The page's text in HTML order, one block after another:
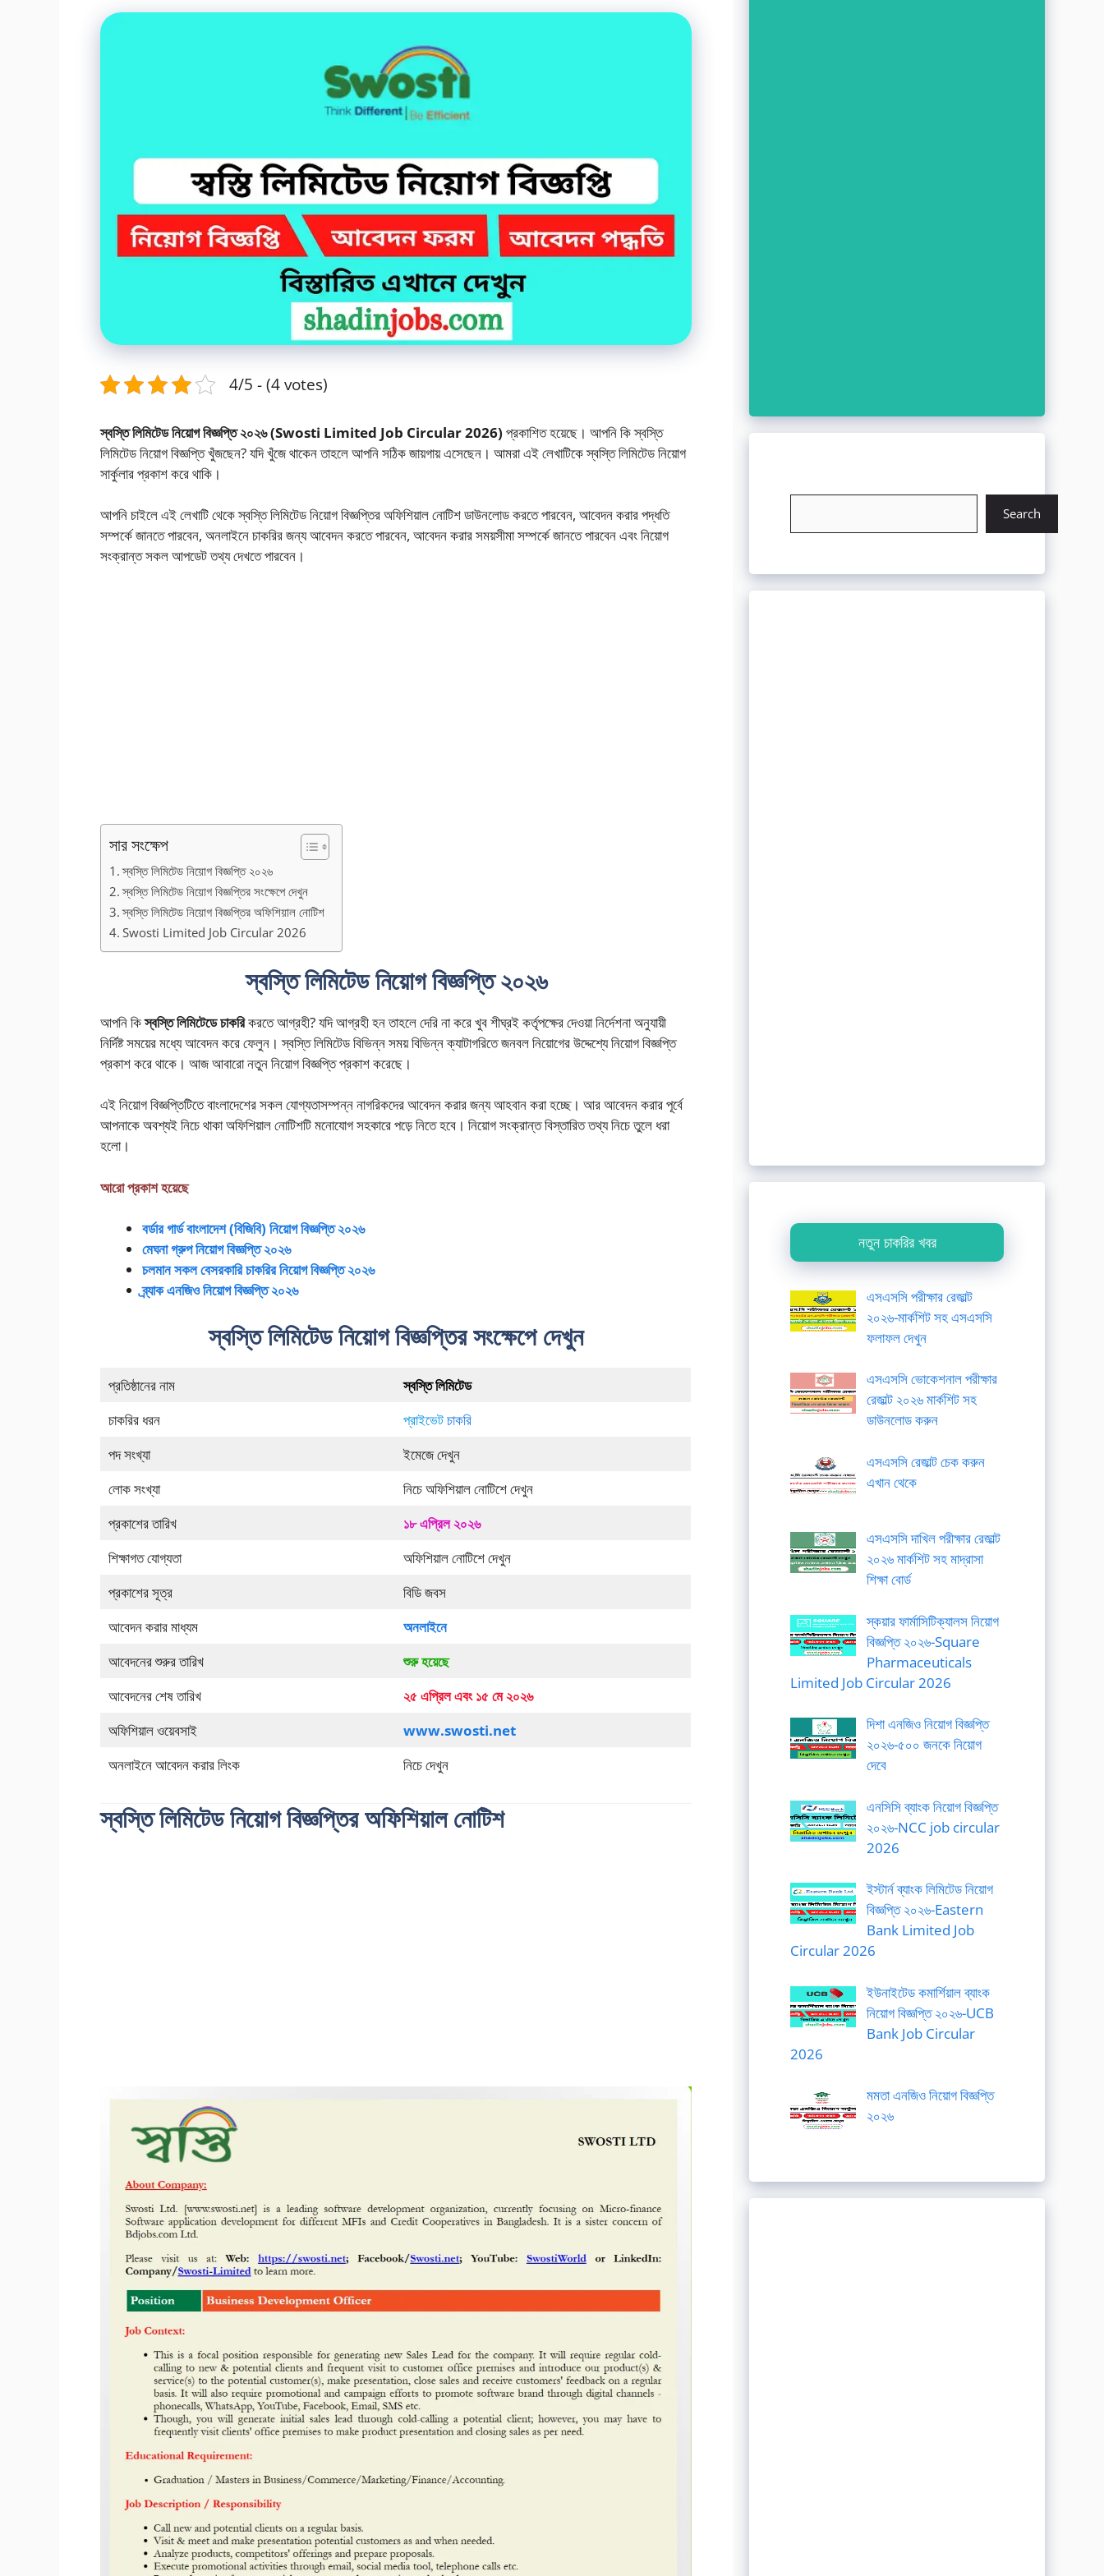
4/5 - (4 votes)
স্বস্তি লিমিটেড নিয়োগ বিজ্ঞপ্তি ২০২৬(Swosti Limited Job Circular 2026) প্রকাশিত হয়েছে। আপনি কি স্বস্তি
লিমিটেড নিয়োগ বিজ্ঞপ্তি খুঁজছেন? যদি খুঁজে থাকেন তাহলে আপনি সঠিক জায়গায় এসেছেন। আমরা এই লেখাটিকে স্বস্তি লিমিটেড নিয়োগ
সার্কুলার প্রকাশ করে থাকি।
আপনি চাইলে এই লেখাটি থেকে স্বস্তি লিমিটেড নিয়োগ বিজ্ঞপ্তির অফিশিয়াল নোটিশ ডাউনলোড করতে পারবেন, আবেদন করার পদ্ধতি
সম্পর্কে জানতে পারবেন, অনলাইনে চাকরির জন্য আবেদন করতে পারবেন, আবেদন করার সময়সীমা সম্পর্কে জানতে পারবেন এবং নিয়োগ
সংক্রান্ত সকল আপডেট তথ্য দেখতে পারবেন।
সার সংক্ষেপ
স্বস্তি লিমিটেড নিয়োগ বিজ্ঞপ্তি ২০২৬
স্বস্তি লিমিটেড নিয়োগ বিজ্ঞপ্তির সংক্ষেপে দেখুন
স্বস্তি লিমিটেড নিয়োগ বিজ্ঞপ্তির অফিশিয়াল নোটিশ
Swosti Limited Job Circular 2026
স্বস্তি লিমিটেড নিয়োগ বিজ্ঞপ্তি ২০২৬
আপনি কিস্বস্তি লিমিটেডে চাকরিকরতে আগ্রহী? যদি আগ্রহী হন তাহলে দেরি না করে খুব শীঘ্রই কর্তৃপক্ষের দেওয়া নির্দেশনা অনুযায়ী
নির্দিষ্ট সময়ের মধ্যে আবেদন করে ফেলুন। স্বস্তি লিমিটেড বিভিন্ন সময় বিভিন্ন ক্যাটাগরিতে জনবল নিয়োগের উদ্দেশ্যে নিয়োগ বিজ্ঞপ্তি
প্রকাশ করে থাকে। আজ আবারো নতুন নিয়োগ বিজ্ঞপ্তি প্রকাশ করেছে।
এই নিয়োগ বিজ্ঞপ্তিটিতে বাংলাদেশের সকল যোগ্যতাসম্পন্ন নাগরিকদের আবেদন করার জন্য আহবান করা হচ্ছে। আর আবেদন করার পূর্বে
আপনাকে অবশ্যই নিচে থাকা অফিশিয়াল নোটিশটি মনোযোগ সহকারে পড়ে নিতে হবে। নিয়োগ সংক্রান্ত বিস্তারিত তথ্য নিচে তুলে ধরা
হলো।
আরো প্রকাশ হয়েছে
বর্ডার গার্ড বাংলাদেশ (বিজিবি) নিয়োগ বিজ্ঞপ্তি ২০২৬
মেঘনা গ্রুপ নিয়োগ বিজ্ঞপ্তি ২০২৬
চলমান সকল বেসরকারি চাকরির নিয়োগ বিজ্ঞপ্তি ২০২৬
ব্র্যাক এনজিও নিয়োগ বিজ্ঞপ্তি ২০২৬
স্বস্তি লিমিটেড নিয়োগ বিজ্ঞপ্তির সংক্ষেপে দেখুন
প্রতিষ্ঠানের নাম
স্বস্তি লিমিটেড
চাকরির ধরন
প্রাইভেটচাকরি
পদ সংখ্যা
ইমেজে দেখুন
লোক সংখ্যা
নিচে অফিশিয়াল নোটিশে দেখুন
প্রকাশের তারিখ
১৮ এপ্রিল ২০২৬
শিক্ষাগত যোগ্যতা
অফিশিয়াল নোটিশে দেখুন
প্রকাশের সূত্র
বিডি জবস
আবেদন করার মাধ্যম
অনলাইনে
আবেদনের শুরুর তারিখ
শুরু হয়েছে
আবেদনের শেষ তারিখ
২৫ এপ্রিল এবং ১৫ মে ২০২৬
অফিশিয়াল ওয়েবসাই
www.swosti.net
অনলাইনে আবেদন করার লিংক
নিচে দেখুন
স্বস্তি লিমিটেড নিয়োগ বিজ্ঞপ্তির অফিশিয়াল নোটিশ
Search
নতুন চাকরির খবর
এসএসসি পরীক্ষার রেজাল্ট
২০২৬-মার্কশিট সহ এসএসসি
ফলাফল দেখুন
এসএসসি ভোকেশনাল পরীক্ষার
রেজাল্ট ২০২৬ মার্কশিট সহ
ডাউনলোড করুন
এসএসসি রেজাল্ট চেক করুন
এখান থেকে
এসএসসি দাখিল পরীক্ষার রেজাল্ট
২০২৬ মার্কশিট সহ মাদ্রাসা
শিক্ষা বোর্ড
স্কয়ার ফার্মাসিটিক্যালস নিয়োগ
বিজ্ঞপ্তি ২০২৬-Square
Pharmaceuticals
Limited Job Circular 2026
দিশা এনজিও নিয়োগ বিজ্ঞপ্তি
২০২৬-৫০০ জনকে নিয়োগ
দেবে
এনসিসি ব্যাংক নিয়োগ বিজ্ঞপ্তি
২০২৬-NCC job circular
2026
ইস্টার্ন ব্যাংক লিমিটেড নিয়োগ
বিজ্ঞপ্তি ২০২৬-Eastern
Bank Limited Job
Circular 2026
ইউনাইটেড কমার্শিয়াল ব্যাংক
নিয়োগ বিজ্ঞপ্তি ২০২৬-UCB
Bank Job Circular
2026
মমতা এনজিও নিয়োগ বিজ্ঞপ্তি
২০২৬